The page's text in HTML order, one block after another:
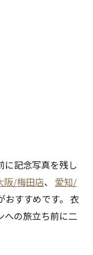
に記念写真を残し
阪/梅田店、 愛知/
おすすめです。 衣
への旅立ち前に二